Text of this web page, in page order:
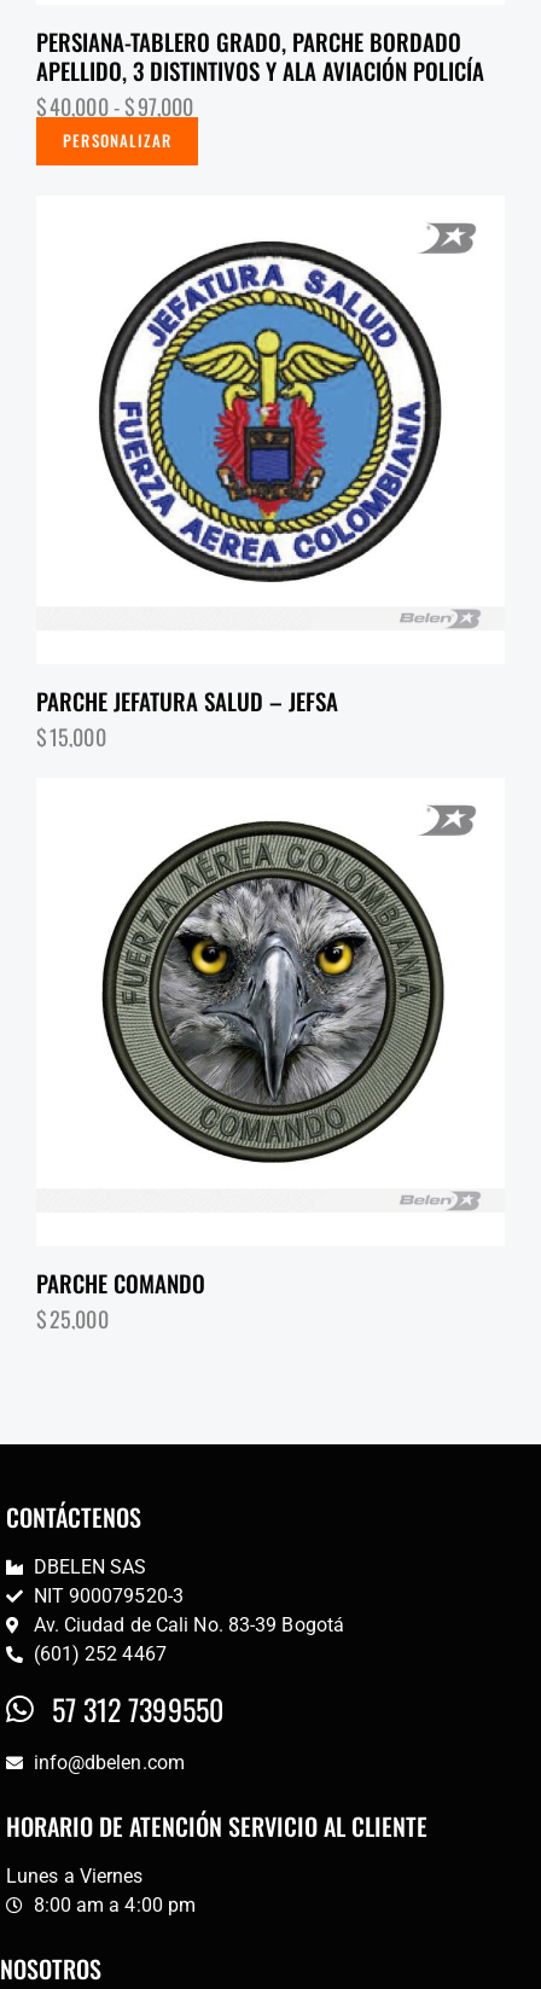
PERSIANA-TABLERO GRADO, PARCHE BORDADO
APELLIDO, 3 DISTINTIVOS Y ALA AVIACIÓN POLICÍA
$40,000-$97,000
PERSONALIZAR
PARCHE JEFATURA SALUD – JEFSA
$15,000
PARCHE COMANDO
$25,000
CONTÁCTENOS
DBELEN SAS
NIT 900079520-3
Av. Ciudad de Cali No. 83-39 Bogotá
(601) 252 4467
57 312 7399550
info@dbelen.com
HORARIO DE ATENCIÓN SERVICIO AL CLIENTE
Lunes a Viernes
8:00 am a 4:00 pm
NOSOTROS